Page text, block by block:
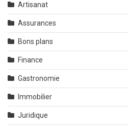
Artisanat
Assurances
Bons plans
Finance
Gastronomie
Immobilier
Juridique